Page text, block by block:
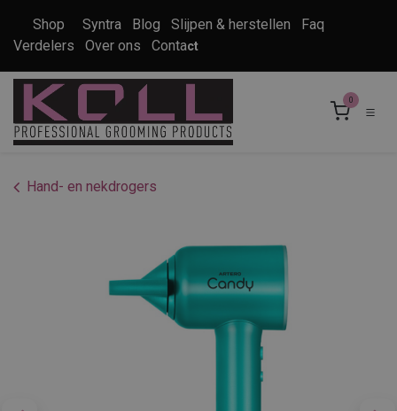
Shop Syntra Blog Slijpen & herstellen
Faq
Verdelers
Over ons Contact
0
Hand- en nekdrogers